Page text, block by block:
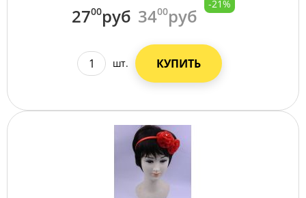
2700руб 3400руб
-21%
шт. КУПИТЬ